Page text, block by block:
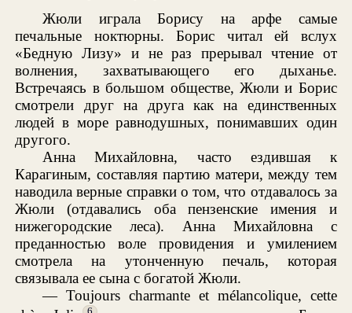
Жюли играла Борису на арфе самые
печальные ноктюрны. Борис читал ей вслух
«Бедную Лизу» и не раз прерывал чтение от
волнения, захватывающего его дыханье.
Встречаясь в большом обществе, Жюли и Борис
смотрели друг на друга как на единственных
людей в море равнодушных, понимавших один
другого.
Анна Михайловна, часто ездившая к
Карагиным, составляя партию матери, между тем
наводила верные справки о том, что отдавалось за
Жюли (отдавались оба пензенские имения и
нижегородские леса). Анна Михайловна с
преданностью воле провидения и умилением
смотрела на утонченную печаль, которая
связывала ее сына с богатой Жюли.
— Toujours charmante et mélancolique, cette